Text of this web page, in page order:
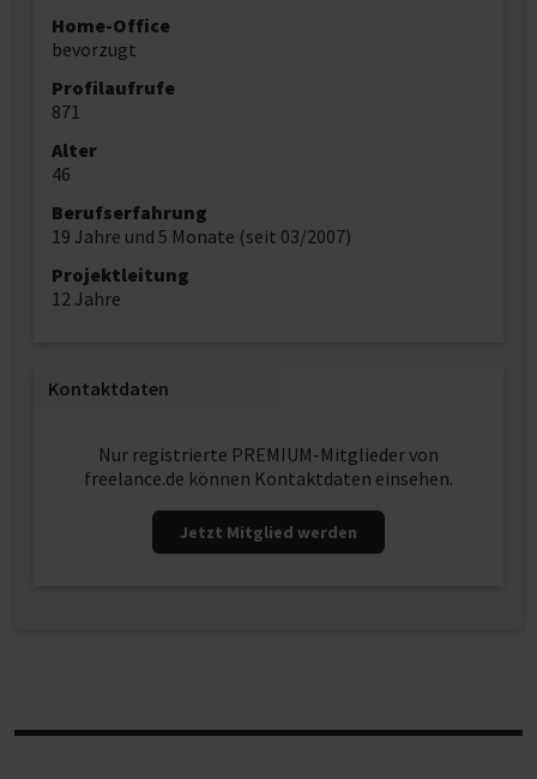
Home-Office
bevorzugt
Profilaufrufe
871
Alter
46
Berufserfahrung
19 Jahre und 5 Monate (seit 03/2007)
Projektleitung
12 Jahre
Kontaktdaten
Nur registrierte PREMIUM-Mitglieder von
freelance.de können Kontaktdaten einsehen.
Jetzt Mitglied werden